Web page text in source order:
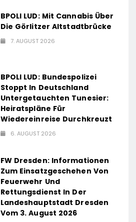
BPOLI LUD: Mit Cannabis Über
Die Görlitzer Altstadtbrücke
7. AUGUST 2026
BPOLI LUD: Bundespolizei
Stoppt In Deutschland
Untergetauchten Tunesier:
Heiratspläne Für
Wiedereinreise Durchkreuzt
6. AUGUST 2026
FW Dresden: Informationen
Zum Einsatzgeschehen Von
Feuerwehr Und
Rettungsdienst In Der
Landeshauptstadt Dresden
Vom 3. August 2026